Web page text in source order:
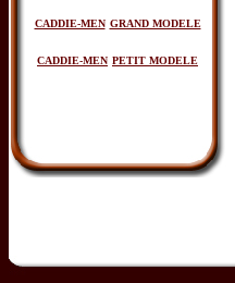
CADDIE-MEN GRAND MODELE
CADDIE-MEN PETIT MODELE